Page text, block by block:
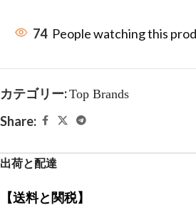
74 People watching this
カテゴリー:Top Brands
Share:
出荷と配達
【送料と関税】